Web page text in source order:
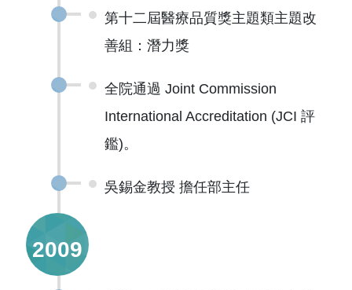
第十二屆醫療品質獎主題類主題改
善組：潛力獎
全院通過 Joint Commission
International Accreditation (JCI 評
鑑)。
吳錫金教授 擔任部主任
2009